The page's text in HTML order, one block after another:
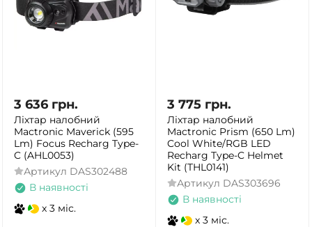
3 636 грн.
Ліхтар налобний
Mactronic Maverick (595
Lm) Focus Recharg Type-
C (AHL0053)
Артикул DAS302488
В наявності
x 3 міс.
3 775 грн.
Ліхтар налобний
Mactronic Prism (650 Lm)
Cool White/RGB LED
Recharg Type-C Helmet
Kit (THL0141)
Артикул DAS303696
В наявності
x 3 міс.